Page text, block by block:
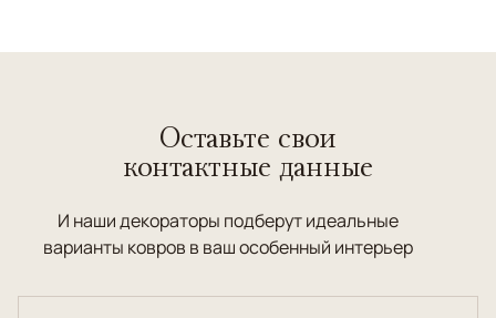
Оставьте свои
контактные данные
И наши декораторы подберут идеальные
варианты ковров в ваш особенный интерьер